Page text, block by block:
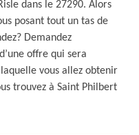
dans le 27290. Alors
posant tout un tas de
Demandez
offre qui sera
vous allez obtenir
trouvez à Saint Philbert